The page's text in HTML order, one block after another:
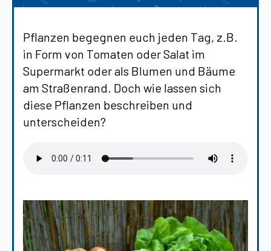
Pflanzen begegnen euch jeden Tag, z.B.
in Form von Tomaten oder Salat im
Supermarkt oder als Blumen und Bäume
am Straßenrand. Doch wie lassen sich
diese Pflanzen beschreiben und
unterscheiden?